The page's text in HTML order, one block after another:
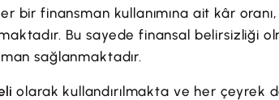
bir finansman kullanımına ait kâr
Bu sayede finansal belirsizliği
sağlanmaktadır.
olarak kullandırılmakta ve her çeyrek